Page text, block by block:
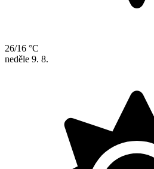
26/16 °C
neděle 9. 8.